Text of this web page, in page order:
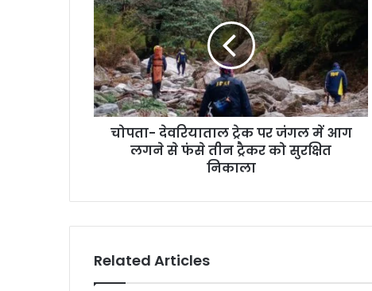
चोपता- देवरियाताल ट्रेक पर जंगल में आग
लगने से फंसे तीन ट्रैकर को सुरक्षित
निकाला
Related Articles